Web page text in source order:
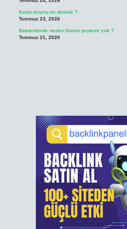
Kadın koynu ne demek ?
Temmuz 23, 2026
Bakterilerde neden histon proteini yok ?
Temmuz 21, 2026